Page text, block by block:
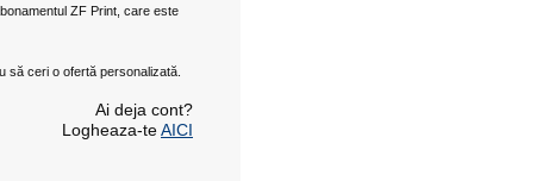
ZF Print, care este
să ceri o ofertă personalizată.
Ai deja cont?
Logheaza-teAICI